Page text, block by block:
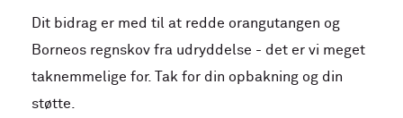
Dit bidrag er med til at redde orangutangen og
Borneos regnskov fra udryddelse - det er vi meget
taknemmelige for. Tak for din opbakning og din
støtte.